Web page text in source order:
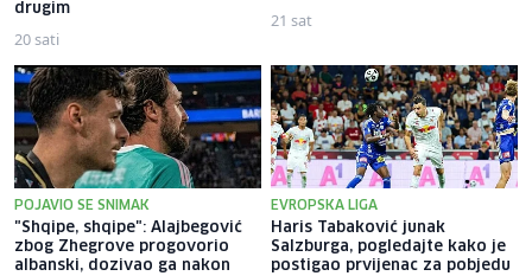
drugim
20 sati
21 sat
POJAVIO SE SNIMAK
"Shqipe, shqipe": Alajbegović
zbog Zhegrove progovorio
albanski, dozivao ga nakon
EVROPSKA LIGA
Haris Tabaković junak
Salzburga, pogledajte kako je
postigao prvijenac za pobjedu